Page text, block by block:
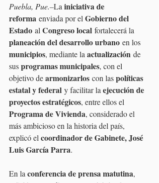
Puebla, Pue.–La iniciativa de
reforma enviada por el Gobierno del
Estado al Congreso local fortalecerá la
planeación del desarrollo urbano en los
municipios, mediante la actualización de
sus programas municipales, con el
objetivo de armonizarlos con las políticas
estatal y federal y facilitar la ejecución de
proyectos estratégicos, entre ellos el
Programa de Vivienda, considerado el
más ambicioso en la historia del país,
explicó el coordinador de Gabinete, José
Luis García Parra.
En la conferencia de prensa matutina,